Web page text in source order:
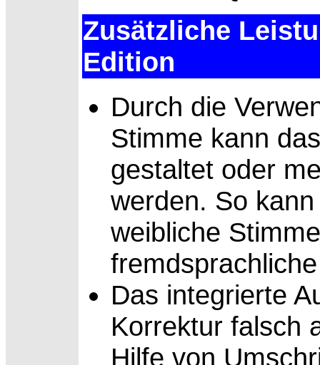
Zusätzliche
Edition
Durch die
Stimme kann
gestaltet oder
werden. So
weibliche
Das integrierte
Korrektur falsch
Hilfe von